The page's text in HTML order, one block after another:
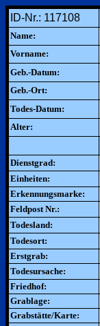
ID-Nr.: 117108
Name:
Vorname:
Geb.-Datum:
Geb.-Ort:
Todes-Datum:
Alter:
Dienstgrad:
Einheiten:
Erkennungsmarke:
Feldpost Nr.:
Todesland:
Todesort:
Erstgrab:
Todesursache:
Friedhof:
Grablage:
Grabstätte/Karte: